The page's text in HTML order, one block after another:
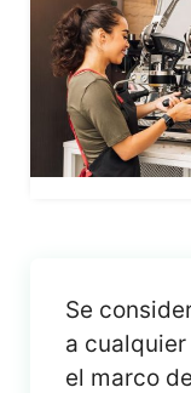
Se
a
el marco